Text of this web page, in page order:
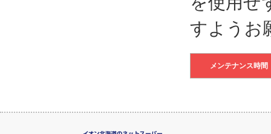
すようお
メンテナンス時間